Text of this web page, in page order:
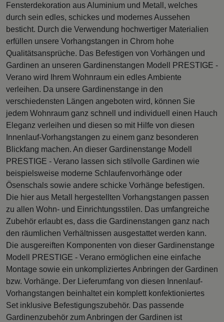
Fensterdekoration aus Aluminium und Metall, welches
durch sein edles, schickes und modernes Aussehen
besticht. Durch die Verwendung hochwertiger Materialien
erfüllen unsere Vorhangstangen in Chrom hohe
Qualitätsansprüche. Das Befestigen von Vorhängen und
Gardinen an unseren Gardinenstangen Modell PRESTIGE -
Verano wird Ihrem Wohnraum ein edles Ambiente
verleihen. Da unsere Gardinenstange in den
verschiedensten Längen angeboten wird, können Sie
jedem Wohnraum ganz schnell und individuell einen Hauch
Eleganz verleihen und diesen so mit Hilfe von diesen
Innenlauf-Vorhangstangen zu einem ganz besonderen
Blickfang machen. An dieser Gardinenstange Modell
PRESTIGE - Verano lassen sich stilvolle Gardinen wie
beispielsweise moderne Schlaufenvorhänge oder
Ösenschals sowie andere schicke Vorhänge befestigen.
Die hier aus Metall hergestellten Vorhangstangen passen
zu allen Wohn- und Einrichtungsstilen. Das umfangreiche
Zubehör erlaubt es, dass die Gardinenstangen ganz nach
den räumlichen Verhältnissen ausgestattet werden kann.
Die ausgereiften Komponenten von dieser Gardinenstange
Modell PRESTIGE - Verano ermöglichen eine einfache
Montage sowie ein unkompliziertes Anbringen der Gardinen
bzw. Vorhänge. Der Lieferumfang von diesen Innenlauf-
Vorhangstangen beinhaltet ein komplett konfektioniertes
Set inklusive Befestigungszubehör. Das passende
Gardinenzubehör zum Anbringen der Gardinen ist